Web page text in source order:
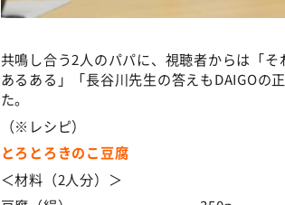
共鳴し合う2人のパパに、視聴者からは「
あるある」「長谷川先生の答えもDAIGOの
た。
（※レシピ）
とろとろきのこ豆腐
＜材料（2人分）＞